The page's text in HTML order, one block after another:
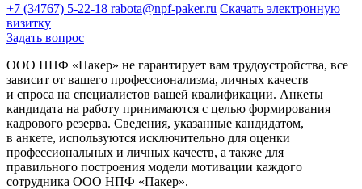
+7 (34767) 5-22-18 rabota@npf-paker.ru Скачать электронную
визитку
Задать вопрос
ООО НПФ «Пакер» не гарантирует вам трудоустройства, все
зависит от вашего профессионализма, личных качеств
и спроса на специалистов вашей квалификации. Анкеты
кандидата на работу принимаются с целью формирования
кадрового резерва. Сведения, указанные кандидатом,
в анкете, используются исключительно для оценки
профессиональных и личных качеств, а также для
правильного построения модели мотивации каждого
сотрудника ООО НПФ «Пакер».